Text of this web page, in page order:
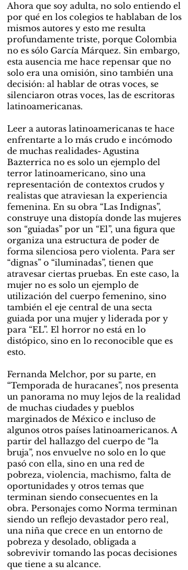
Ahora que soy adulta, no solo entiendo el
por qué en los colegios te hablaban de los
mismos autores y esto me resulta
profundamente triste, porque Colombia
no es sólo García Márquez. Sin embargo,
esta ausencia me hace repensar que no
solo era una omisión, sino también una
decisión: al hablar de otras voces, se
silenciaron otras voces, las de escritoras
latinoamericanas.
Leer a autoras latinoamericanas te hace
enfrentarte a lo más crudo e incómodo
de muchas realidades- Agustina
Bazterrica no es solo un ejemplo del
terror latinoamericano, sino una
representación de contextos crudos y
realistas que atraviesan la experiencia
femenina. En su obra “Las Indignas”,
construye una distopía donde las mujeres
son “guiadas” por un “El”, una figura que
organiza una estructura de poder de
forma silenciosa pero violenta. Para ser
“dignas” o “iluminadas”, tienen que
atravesar ciertas pruebas. En este caso, la
mujer no es solo un ejemplo de
utilización del cuerpo femenino, sino
también el eje central de una secta
guiada por una mujer y liderada por y
para “EL”. El horror no está en lo
distópico, sino en lo reconocible que es
esto.
Fernanda Melchor, por su parte, en
“Temporada de huracanes”, nos presenta
un panorama no muy lejos de la realidad
de muchas ciudades y pueblos
marginados de México e incluso de
algunos otros países latinoamericanos. A
partir del hallazgo del cuerpo de “la
bruja”, nos envuelve no solo en lo que
pasó con ella, sino en una red de
pobreza, violencia, machismo, falta de
oportunidades y otros temas que
terminan siendo consecuentes en la
obra. Personajes como Norma terminan
siendo un reflejo devastador pero real,
una niña que crece en un entorno de
pobreza y desolado, obligada a
sobrevivir tomando las pocas decisiones
que tiene a su alcance.